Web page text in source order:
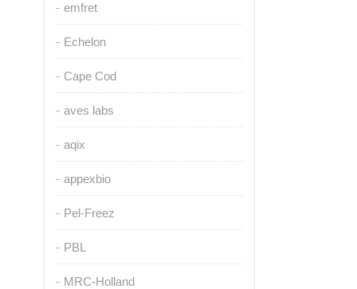
emfret
Echelon
Cape Cod
aves labs
aqix
appexbio
Pel-Freez
PBL
MRC-Holland